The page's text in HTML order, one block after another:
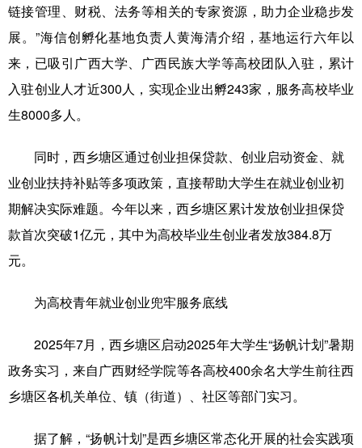
链接管理、财税、法务等相关的专家资源，助力企业稳步发
展。”海信创孵化基地负责人黄海清介绍，基地运行六年以
来，已吸引广西大学、广西民族大学等高校团队入驻，累计
入驻创业人才近300人，实现企业出孵243家，服务高校毕业
生8000多人。
同时，西乡塘区通过创业担保贷款、创业启动资金、就
业创业扶持补贴等多项政策，直接帮助大学生在就业创业初
期解决实际难题。今年以来，西乡塘区累计发放创业担保贷
款首次突破1亿元，其中为高校毕业生创业者发放384.8万
元。
为高校青年就业创业兜牢服务底线
2025年7月，西乡塘区启动2025年大学生“扬帆计划”暑期
政务实习，来自广西财经学院等各高校400余名大学生前往西
乡塘区各机关单位、镇（街道）、社区等部门实习。
据了解，“扬帆计划”是西乡塘区常态化开展的社会实践项